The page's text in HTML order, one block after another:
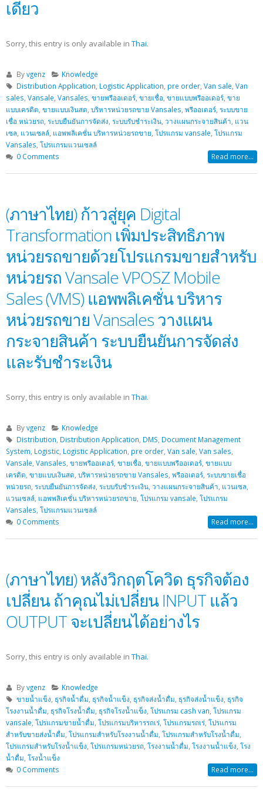
เดียว
Sorry, this entry is only available in Thai.
Byvgenz
Knowledge
Distribution Application, Logistic Application, pre order, Van sale, Van
sales, Vansale, Vansales, ขายพรีออเดอร์, ขายเชื่อ, ขายแบบพรีออเดอร์, ขาย
แบบเครดิต, ขายแบบเงินสด, บริหารหน่วยรถขาย Vansales, พรีออเดอร์, ระบบขาย
เชื่อ หน่วยรถ, ระบบยืนยันการจัดส่ง, ระบบรับชำระเงิน, วางแผนกระจายสินค้า, แวน
เซล, แวนเซลล์, แอพพลิเคชั่น บริหารหน่วยรถขาย, โปรแกรม vansale, โปรแกรม
Vansales, โปรแกรมแวนเซลล์
0 Comments
Read more...
(ภาษาไทย) ก้าวสู่ยุค Digital
Transformation เพิ่มประสิทธิภาพ
หน่วยรถขายด้วยโปรแกรมขายสำหรับ
หน่วยรถ Vansale VPOSZ Mobile
Sales (VMS) แอพพลิเคชั่น บริหาร
หน่วยรถขาย Vansales วางแผน
กระจายสินค้า ระบบยืนยันการจัดส่ง
และรับชำระเงิน
Sorry, this entry is only available in Thai.
Byvgenz
Knowledge
Distribution, Distribution Application, DMS, Document Management
System, Logistic, Logistic Application, pre order, Van sale, Van sales,
Vansale, Vansales, ขายพรีออเดอร์, ขายเชื่อ, ขายแบบพรีออเดอร์, ขายแบบ
เครดิต, ขายแบบเงินสด, บริหารหน่วยรถขาย Vansales, พรีออเดอร์, ระบบขายเชื่อ
หน่วยรถ, ระบบยืนยันการจัดส่ง, ระบบรับชำระเงิน, วางแผนกระจายสินค้า, แวนเซล,
แวนเซลล์, แอพพลิเคชั่น บริหารหน่วยรถขาย, โปรแกรม vansale, โปรแกรม
Vansales, โปรแกรมแวนเซลล์
0 Comments
Read more...
(ภาษาไทย) หลังวิกฤตโควิด ธุรกิจต้อง
เปลี่ยน ถ้าคุณไม่เปลี่ยน INPUT แล้ว
OUTPUT จะเปลี่ยนได้อย่างไร
Sorry, this entry is only available in Thai.
Byvgenz
Knowledge
ขายน้ำแข็ง, ธุรกิจน้ำดื่ม, ธุรกิจน้ำแข็ง, ธุรกิจส่งน้ำดื่ม, ธุรกิจส่งน้ำแข็ง, ธุรกิจ
โรงงานน้ำดื่ม, ธุรกิจโรงน้ำดื่ม, ธุรกิจโรงน้ำแข็ง, โปรแกรม cash van, โปรแกรม
vansale, โปรแกรมขายน้ำดื่ม, โปรแกรมบริหารรถเร่, โปรแกรมรถเร่, โปรแกรม
สำหรับขายส่งน้ำดื่ม, โปรแกรมสำหรับโรงงานน้ำดื่ม, โปรแกรมสำหรับโรงน้ำดื่ม,
โปรแกรมสำหรับโรงน้ำแข็ง, โปรแกรมหน่วยรถ, โรงงานน้ำดื่ม, โรงงานน้ำแข็ง, โรง
น้ำดื่ม, โรงน้ำแข็ง
0 Comments
Read more...